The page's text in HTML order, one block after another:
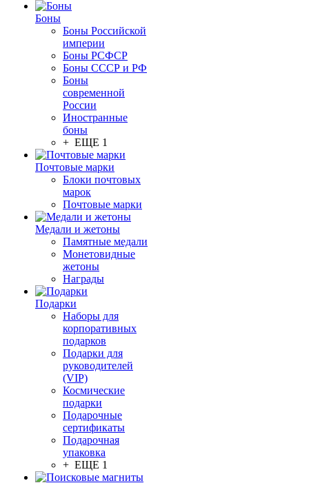
Боны
Боны Российской
империи
Боны РСФСР
Боны СССР и РФ
Боны
современной
России
Иностранные
боны
+ ЕЩЕ 1
Почтовые марки
Блоки почтовых
марок
Почтовые марки
Медали и жетоны
Памятные медали
Монетовидные
жетоны
Награды
Подарки
Наборы для
корпоративных
подарков
Подарки для
руководителей
(VIP)
Космические
подарки
Подарочные
сертификаты
Подарочная
упаковка
+ ЕЩЕ 1